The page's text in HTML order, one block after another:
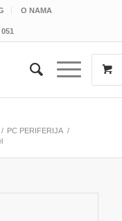
O NAMA
/ PC PERIFERIJA /